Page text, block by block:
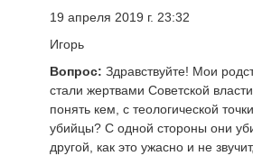
19 апреля 2019 г. 23:32
Игорь
Вопрос: Здравствуйте! Мои
стали жертвами Советской
понять кем, с теологической
убийцы? С одной стороны они
другой, как это ужасно и не